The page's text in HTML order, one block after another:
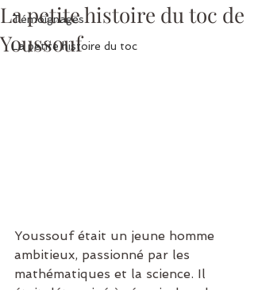
Témoignages
La petite histoire du toc
La petite histoire du toc de
Youssouf
Youssouf était un jeune homme
ambitieux, passionné par les
mathématiques et la science. Il